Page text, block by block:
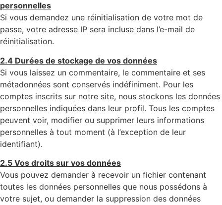
personnelles
Si vous demandez une réinitialisation de votre mot de
passe, votre adresse IP sera incluse dans l’e-mail de
réinitialisation.
2.4 Durées de stockage de vos données
Si vous laissez un commentaire, le commentaire et ses
métadonnées sont conservés indéfiniment. Pour les
comptes inscrits sur notre site, nous stockons les données
personnelles indiquées dans leur profil. Tous les comptes
peuvent voir, modifier ou supprimer leurs informations
personnelles à tout moment (à l’exception de leur
identifiant).
2.5 Vos droits sur vos données
Vous pouvez demander à recevoir un fichier contenant
toutes les données personnelles que nous possédons à
votre sujet, ou demander la suppression des données